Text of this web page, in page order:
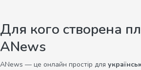
Для кого створена
ANews
ANews — це онлайн простір для